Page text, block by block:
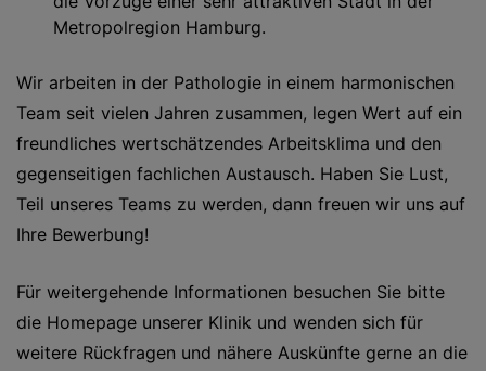
Metropolregion Hamburg.
Wir arbeiten in der Pathologie in einem harmonischen
Team seit vielen Jahren zusammen, legen Wert auf ein
freundliches wertschätzendes Arbeitsklima und den
gegenseitigen fachlichen Austausch. Haben Sie Lust,
Teil unseres Teams zu werden, dann freuen wir uns auf
Ihre Bewerbung!
Für weitergehende Informationen besuchen Sie bitte
die Homepage unserer Klinik und wenden sich für
weitere Rückfragen und nähere Auskünfte gerne an die